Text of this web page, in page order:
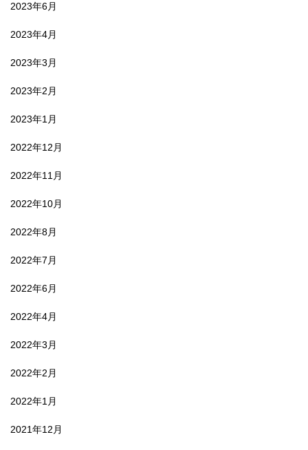
2023年6月
2023年4月
2023年3月
2023年2月
2023年1月
2022年12月
2022年11月
2022年10月
2022年8月
2022年7月
2022年6月
2022年4月
2022年3月
2022年2月
2022年1月
2021年12月